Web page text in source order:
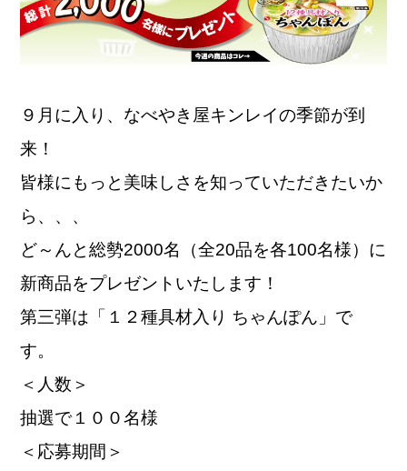
９月に入り、なべやき屋キンレイの季節が到
来！
皆様にもっと美味しさを知っていただきたいか
ら、、、
ど～んと総勢2000名（全20品を各100名様）に
新商品をプレゼントいたします！
第三弾は「１２種具材入り ちゃんぽん」で
す。
＜人数＞
抽選で１００名様
＜応募期間＞